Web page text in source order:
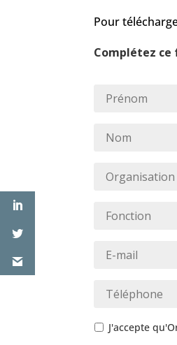
Pour
Complétez ce
Prénom
Nom
Organisation
Fonction
mail *
Téléphone
Politique
J'accepte